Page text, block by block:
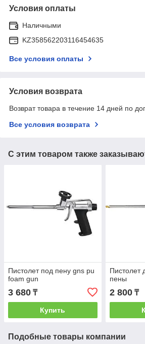
Условия оплаты
Наличными
KZ358562203116454635
Все условия оплаты
Условия возврата
Возврат товара в течение 14 дней по
Все условия возврата
С этим товаром также
Пистолет под пену gns pu
foam gun
3 680 ₸
Купить
Пистолет
пены
2 800₸
Подобные товары компании